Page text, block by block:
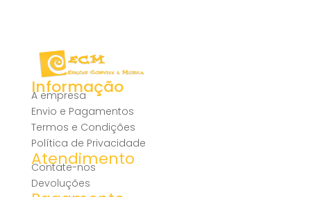
Informação
A empresa
Envio e Pagamentos
Termos e Condições
Política de Privacidade
Atendimento
Contate-nos
Devoluções